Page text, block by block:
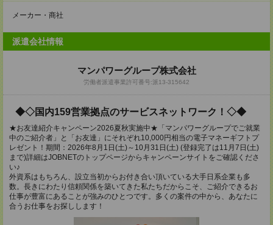
メーカー・商社
派遣会社情報
マンパワーグループ株式会社
労働者派遣事業許可番号:派13-315642
◆◇国内159営業拠点のサービスネットワーク！◇◆
★お友達紹介キャンペーン2026夏秋実施中★「マンパワーグループでご就業
中のご紹介者」と「お友達」にそれぞれ10,000円相当の電子マネーギフトプ
レゼント！期間：2026年8月1日(土)～10月31日(土) (登録完了は11月7日(土)
まで)詳細はJOBNETのトップページからキャンペーンサイトをご確認くださ
い♪
外資系はもちろん、設立当初からお付き合い頂いている大手日系企業も多
数。長きにわたり信頼関係を築いてきた私たちだからこそ、ご紹介できるお
仕事が豊富にあることが強みのひとつです。多くの案件の中から、あなたに
合うお仕事をお探しします！